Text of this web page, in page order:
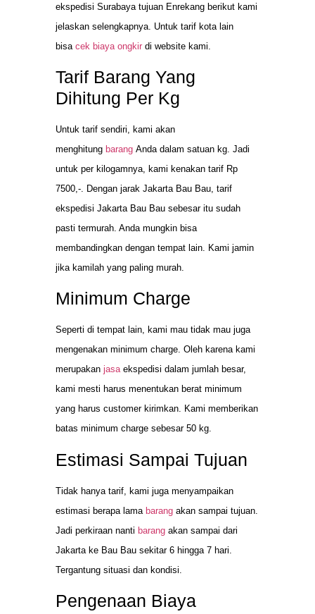
ekspedisi Surabaya tujuan Enrekang berikut kami
jelaskan selengkapnya. Untuk tarif kota lain
bisa cek biaya ongkir di website kami.
Tarif Barang Yang
Dihitung Per Kg
Untuk tarif sendiri, kami akan
menghitung barang Anda dalam satuan kg. Jadi
untuk per kilogamnya, kami kenakan tarif Rp
7500,-. Dengan jarak Jakarta Bau Bau, tarif
ekspedisi Jakarta Bau Bau sebesar itu sudah
pasti termurah. Anda mungkin bisa
membandingkan dengan tempat lain. Kami jamin
jika kamilah yang paling murah.
Minimum Charge
Seperti di tempat lain, kami mau tidak mau juga
mengenakan minimum charge. Oleh karena kami
merupakan jasaekspedisi dalam jumlah besar,
kami mesti harus menentukan berat minimum
yang harus customer kirimkan. Kami memberikan
batas minimum charge sebesar 50 kg.
Estimasi Sampai Tujuan
Tidak hanya tarif, kami juga menyampaikan
estimasi berapa lama barang akan sampai tujuan.
Jadi perkiraan nanti barang akan sampai dari
Jakarta ke Bau Bau sekitar 6 hingga 7 hari.
Tergantung situasi dan kondisi.
Pengenaan Biaya